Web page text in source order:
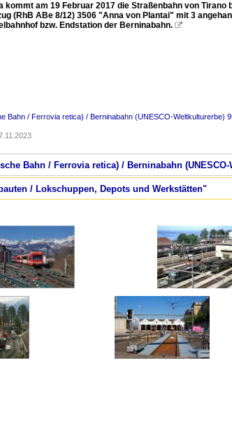
kommt am 19 Februar 2017 die Straßenbahn von
(RhB ABe 8/12) 3506 "Anna von Plantai" mit 3
bzw. Endstation der Berninabahn. 
Bahn / Ferrovia retica) / Berninabahn (UNESCO-Weltkulturerbe)
Bahn / Ferrovia retica) / Berninabahn
/ Lokschuppen, Depots und Werkstätten"